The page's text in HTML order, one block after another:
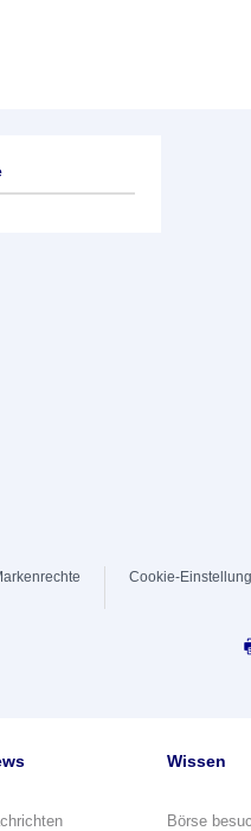
Cookie-
Wissen
Börse